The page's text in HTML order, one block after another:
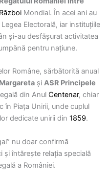
Război Mondial. În acei ani au
Electorală, iar instituţiile
şi-au desfăşurat activitatea
pentru naţiune.
Române, sărbătorită anual
şi ASR Principele
din Anul Centenar, chiar
în Piaţa Unirii, unde cuplul
dedicate unirii din 1859.
nu doar confirmă
şi întăreşte relaţia specială
a României.